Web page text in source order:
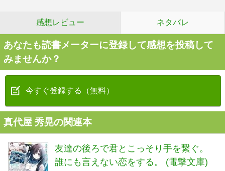
感想レビュー ネタバレ
あなたも読書メーターに登録して感想を投稿して
みませんか？
今すぐ登録する（無料）
真代屋 秀晃の関連本
友達の後ろで君とこっそり手を繋ぐ。
誰にも言えない恋をする。 (電撃文庫)